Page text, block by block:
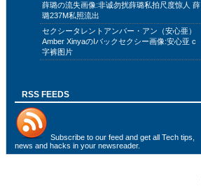
薛璐の流失画像:非诚勿扰薛璐私拍尺度惊人 薛
璐237M私照流出
セクシータレントアンバー・アン（安心亜）
Amber XinyaのIバックセクシー画像:安心亚 c
字裤图片
RSS FEEDS
Subscribe to our feed and get all Tech tips,
news and hacks in your newsreader.